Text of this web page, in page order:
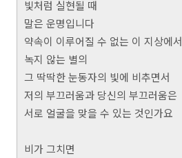
빛처럼 실현될 때
말은 운명입니다
약속이 이루어질 수 없는 이 지상에서
녹지 않는 별의
그 딱딱한 눈동자의 빛에 비추면서
저의 부끄러움과 당신의 부끄러움은
서로 얼굴을 맞을 수 있는 것인가요
비가 그치면